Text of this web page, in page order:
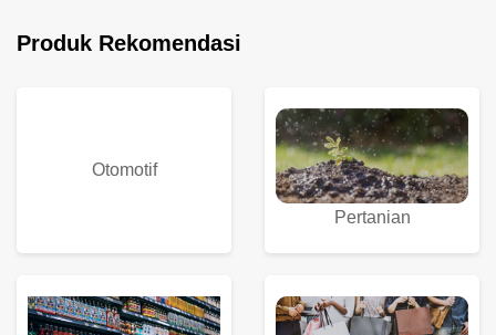
Produk Rekomendasi
Otomotif
Pertanian